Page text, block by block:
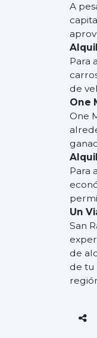
A
Para
de
One
One
Para
Un
San
de
de tu